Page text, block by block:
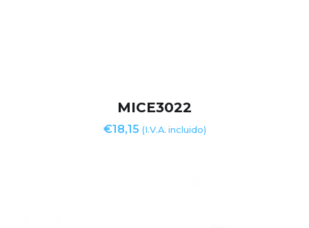
MICE3022
€18,15 (I.V.A. incluido)